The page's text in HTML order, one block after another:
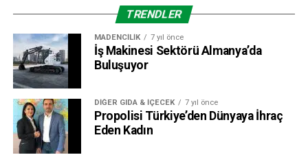
TRENDLER
MADENCILIK 7 yıl önce
İş Makinesi Sektörü Almanya’da
Buluşuyor
DIĞER GIDA & İÇECEK 7 yıl önce
Propolisi Türkiye’den Dünyaya İhraç
Eden Kadın